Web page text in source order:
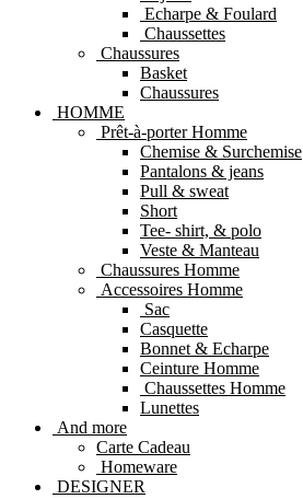
Echarpe & Foulard
Chaussettes
Chaussures
Basket
Chaussures
HOMME
Prêt-à-porter Homme
Chemise & Surchemise
Pantalons & jeans
Pull & sweat
Short
Tee- shirt, & polo
Veste & Manteau
Chaussures Homme
Accessoires Homme
Sac
Casquette
Bonnet & Echarpe
Ceinture Homme
Chaussettes Homme
Lunettes
And more
Carte Cadeau
Homeware
DESIGNER